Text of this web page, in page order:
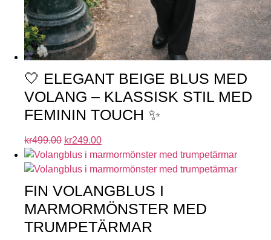
🤍 ELEGANT BEIGE BLUS MED
VOLANG – KLASSISK STIL MED
FEMININ TOUCH ✨
kr499.00 kr249.00
FIN VOLANGBLUS I
MARMORMÖNSTER MED
TRUMPETÄRMAR